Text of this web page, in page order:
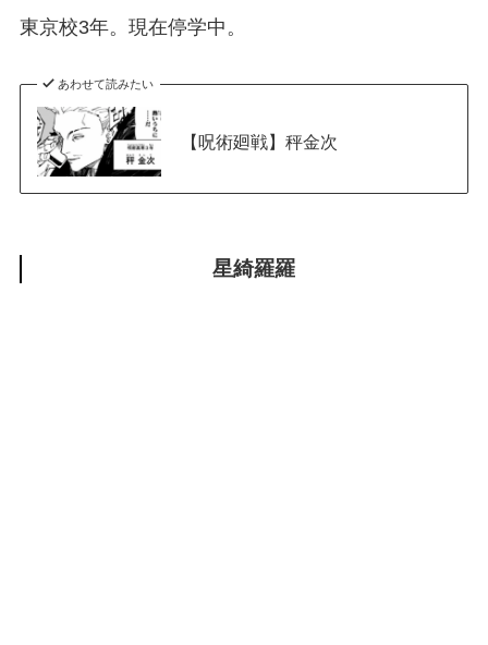
東京校3年。現在停学中。
あわせて読みたい
【呪術廻戦】秤金次
星綺羅羅